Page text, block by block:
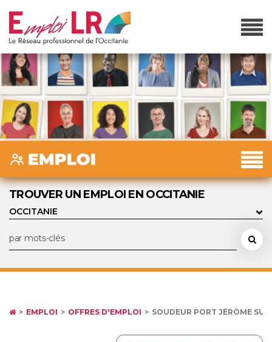
TROUVER UN EMPLOI EN OCCITANIE
EMPLOI OFFRES D'EMPLOI SOUDEUR PORT JÉRÔME SUR